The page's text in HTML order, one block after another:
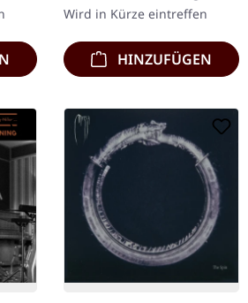
Wird in Kürze eintreffen
HINZUFÜGEN